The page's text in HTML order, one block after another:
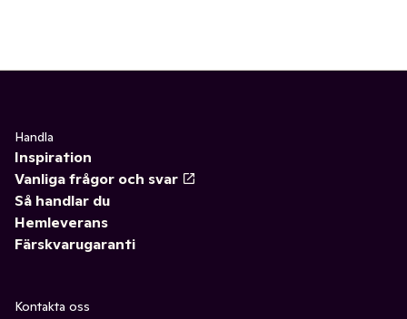
Handla
Inspiration
Vanliga frågor och svar
Så handlar du
Hemleverans
Färskvarugaranti
Kontakta oss